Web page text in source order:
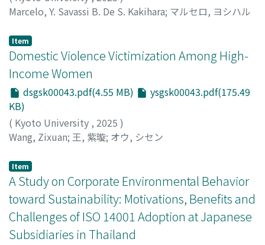
Marcelo, Y. Savassi B. De S. Kakihara; マルセロ, ヨシハル
Item
Domestic Violence Victimization Among High-
Income Women
dsgsk00043.pdf(4.55 MB)
ysgsk00043.pdf(175.49
KB)
( Kyoto University , 2025 )
Wang, Zixuan; 王, 紫璇; オウ, シセン
Item
A Study on Corporate Environmental Behavior
toward Sustainability: Motivations, Benefits and
Challenges of ISO 14001 Adoption at Japanese
Subsidiaries in Thailand